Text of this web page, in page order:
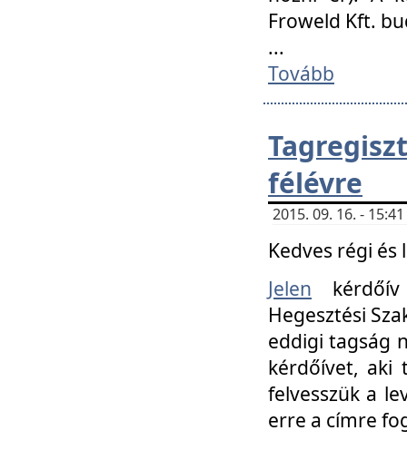
Froweld Kft.
...
Tovább
félévre
2015. 09. 16. -
Kedves régi
Jelen
Hegesztési
eddigi tagság
kérdőívet, aki
felvesszük a
erre a címre